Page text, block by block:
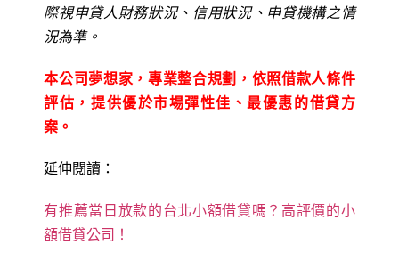
際視申貸人財務狀況、信用狀況、申貸機構之情
況為準。
本公司夢想家，專業整合規劃，依照借款人條件
評估，提供優於市場彈性佳、最優惠的借貸方
案。
延伸閱讀：
有推薦當日放款的台北小額借貸嗎？高評價的小
額借貸公司！